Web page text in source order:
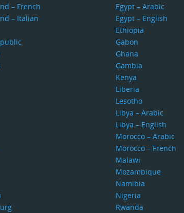
– French
– Italian
Egypt – Arabic
Egypt – English
Ethiopia
Gabon
Ghana
Gambia
Kenya
Liberia
Lesotho
Libya – Arabic
Libya – English
Morocco – Arabic
Morocco – French
Malawi
Mozambique
Namibia
Nigeria
Rwanda